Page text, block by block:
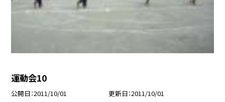
運動会10
公開日 2011/10/01 更新日 2011/10/01